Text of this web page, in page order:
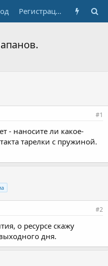
Регистрация
#1
- наносите ли какое-
тарелки с пружиной.
#2
о ресурсе скажу
дня.